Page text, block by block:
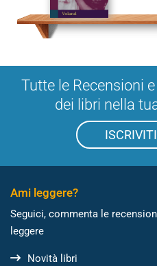
Tutte le Recensioni
dei libri nella
Ami leggere?
Seguici, commenta le
leggere
Novità libri